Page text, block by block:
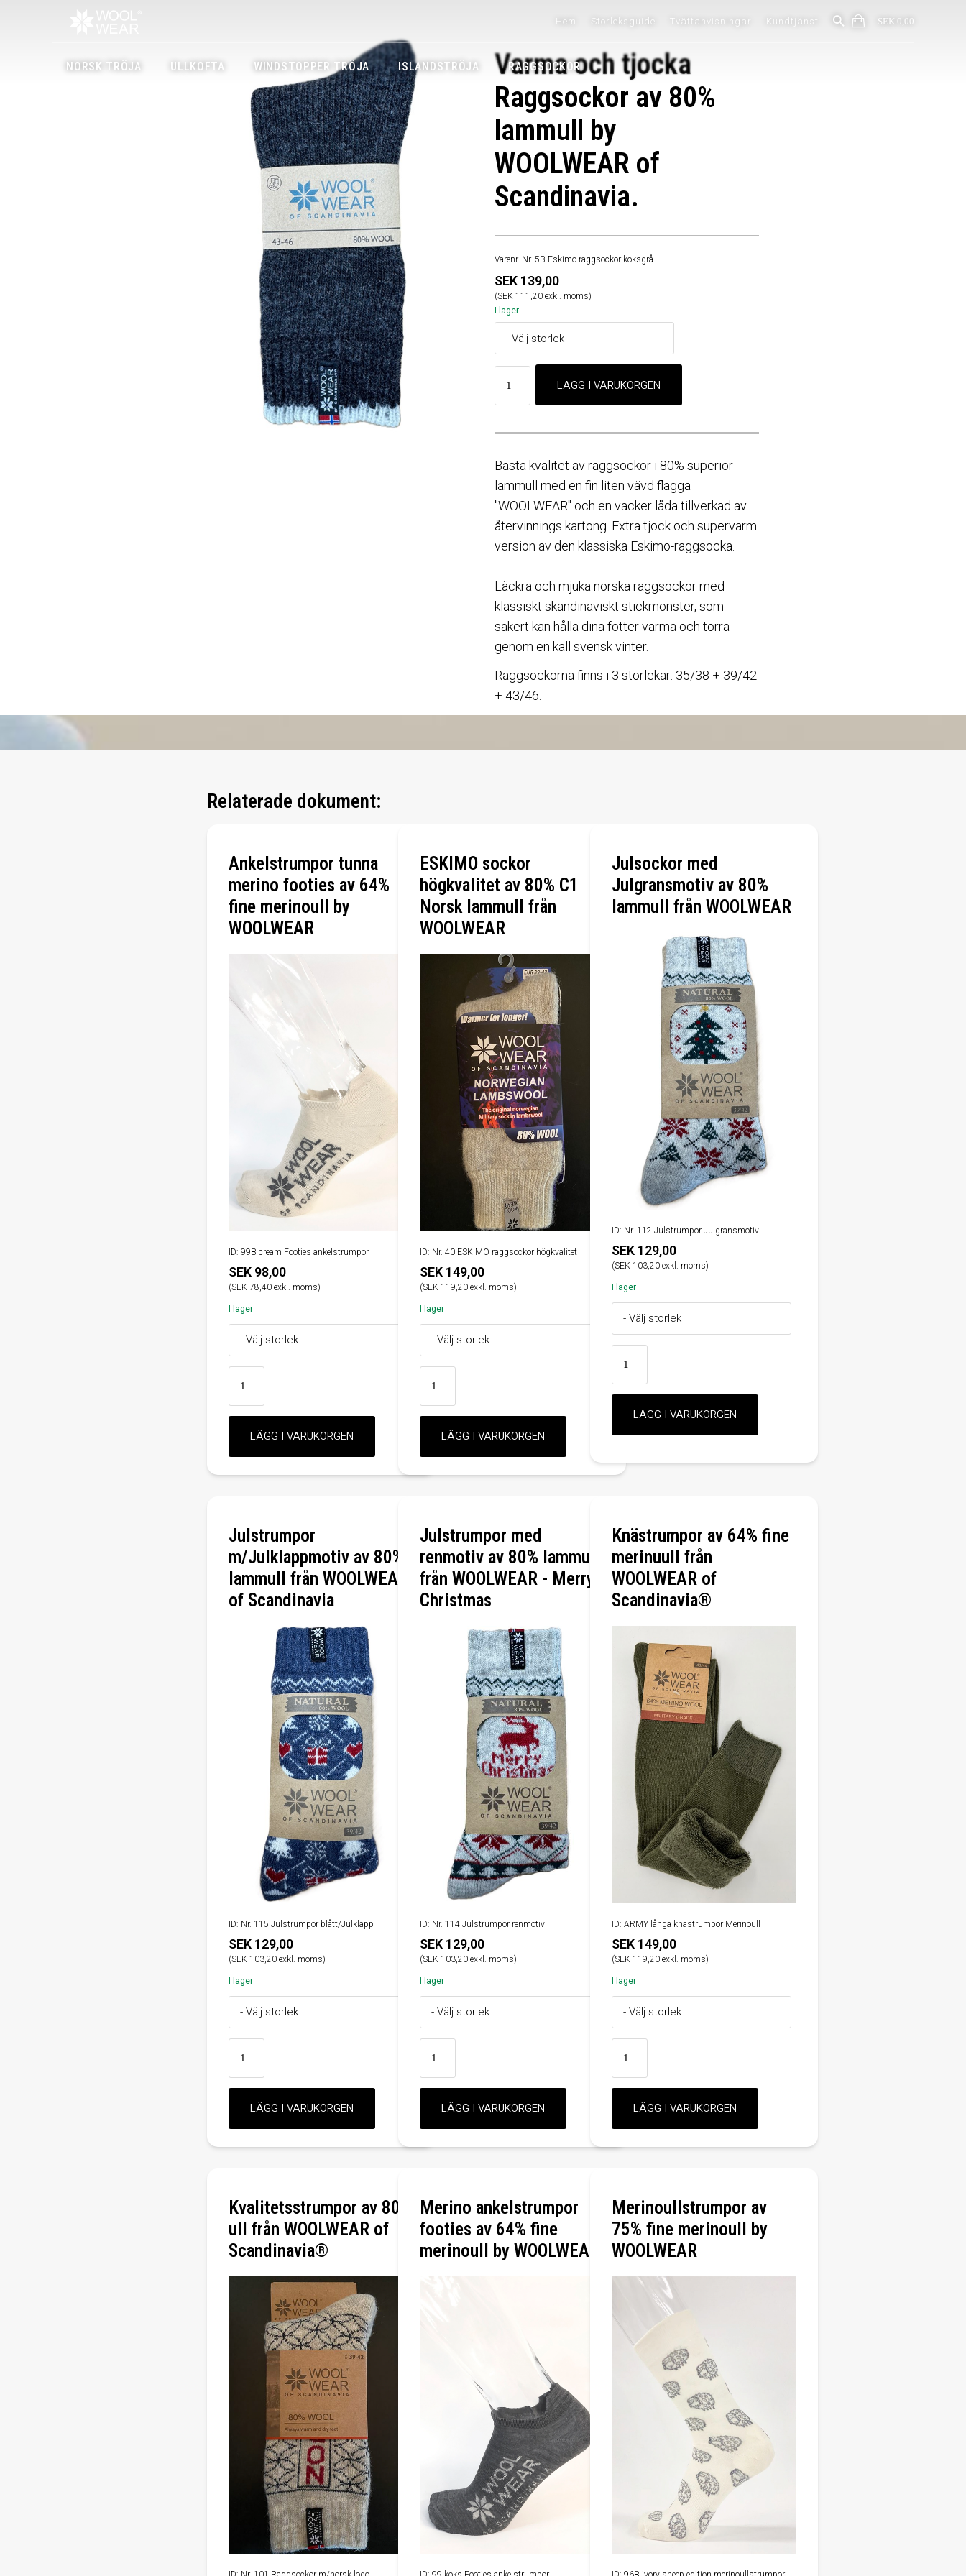
SEK 0,00
Hem Storleksguide Tvättanvisningar Kundtjänst
NORSK TRÖJA ULLKOFTA WINDSTOPPER TRÖJA ISLANDSTRÖJA RAGGSOCKOR
Varma och tjocka
Raggsockor av 80%
lammull by
WOOLWEAR of
Scandinavia.
Varenr. Nr. 5B Eskimo raggsockor koksgrå
SEK 139,00
(SEK 111,20 exkl. moms)
I lager
Bästa kvalitet av raggsockor i 80% superior
lammull med en fin liten vävd flagga
"WOOLWEAR" och en vacker låda tillverkad av
återvinnings kartong. Extra tjock och supervarm
version av den klassiska Eskimo-raggsocka.
Läckra och mjuka norska raggsockor med
klassiskt skandinaviskt stickmönster, som
säkert kan hålla dina fötter varma och torra
genom en kall svensk vinter.
Raggsockorna finns i 3 storlekar: 35/38 + 39/42
+ 43/46.
Relaterade dokument:
Ankelstrumpor tunna
merino footies av 64%
fine merinoull by
WOOLWEAR
ID: 99B cream Footies ankelstrumpor
SEK 98,00
(SEK 78,40 exkl. moms)
I lager
ESKIMO sockor
högkvalitet av 80% C1
Norsk lammull från
WOOLWEAR
ID: Nr. 40 ESKIMO raggsockor högkvalitet
SEK 149,00
(SEK 119,20 exkl. moms)
I lager
Julsockor med
Julgransmotiv av 80%
lammull från WOOLWEAR
ID: Nr. 112 Julstrumpor Julgransmotiv
SEK 129,00
(SEK 103,20 exkl. moms)
I lager
Julstrumpor
m/Julklappmotiv av 80%
lammull från WOOLWEAR
of Scandinavia
ID: Nr. 115 Julstrumpor blått/Julklapp
SEK 129,00
(SEK 103,20 exkl. moms)
I lager
Julstrumpor med
renmotiv av 80% lammull
från WOOLWEAR - Merry
Christmas
ID: Nr. 114 Julstrumpor renmotiv
SEK 129,00
(SEK 103,20 exkl. moms)
I lager
Knästrumpor av 64% fine
merinuull från
WOOLWEAR of
Scandinavia®
ID: ARMY långa knästrumpor Merinoull
SEK 149,00
(SEK 119,20 exkl. moms)
I lager
Kvalitetsstrumpor av 80%
ull från WOOLWEAR of
Scandinavia®
Merino ankelstrumpor
footies av 64% fine
merinoull by WOOLWEAR
Merinoullstrumpor av
75% fine merinoull by
WOOLWEAR